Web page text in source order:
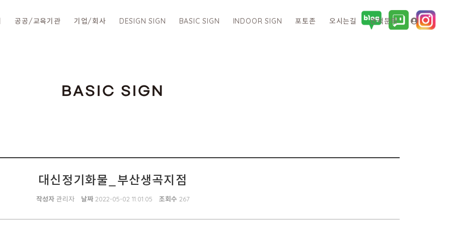
공공/교육기관 기업/회사 DESIGN SIGN BASIC SIGN INDOOR SIGN 포토존 오시는길 견적문의
BASIC SIGN
대신정기화물_부산생곡지점
작성자관리자 날짜2022-05-02 11:01:05 조회수 267